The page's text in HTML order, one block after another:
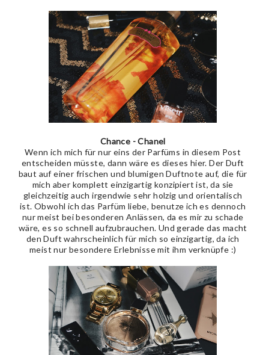
Chance - Chanel
Wenn ich mich für nur eins der Parfüms in diesem Post
entscheiden müsste, dann wäre es dieses hier. Der Duft
baut auf einer frischen und blumigen Duftnote auf, die für
mich aber komplett einzigartig konzipiert ist, da sie
gleichzeitig auch irgendwie sehr holzig und orientalisch
ist. Obwohl ich das Parfüm liebe, benutze ich es dennoch
nur meist bei besonderen Anlässen, da es mir zu schade
wäre, es so schnell aufzubrauchen. Und gerade das macht
den Duft wahrscheinlich für mich so einzigartig, da ich
meist nur besondere Erlebnisse mit ihm verknüpfe :)